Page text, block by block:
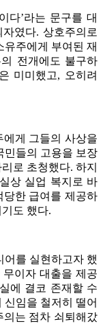
다’라는 문구를 대
였다. 상호주의로
주에게 부여된 재
전개에도 불구하
미미했고, 오히려
에게 그들의 사상을
민들의 고용을 보장
로 초청했다. 하지
상 실업 복지로 바
당한 급여를 제공하
도 했다.
어를 실현하고자 했
이자 대출을 제공
에 결코 존재할 수
신임을 철저히 떨어
의는 점차 쇠퇴해갔